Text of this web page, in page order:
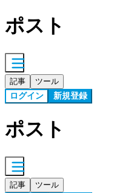
ポスト
記事 ツール
ログイン 新規登録
ポスト
記事 ツール